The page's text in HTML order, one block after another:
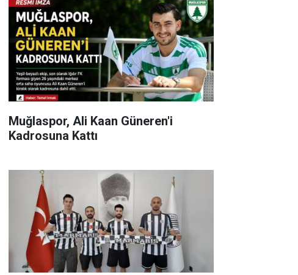
Muğlaspor, Ali Kaan Güneren'i
Kadrosuna Kattı